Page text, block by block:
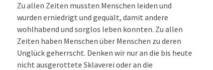
Zu allen Zeiten mussten Menschen leiden und
wurden erniedrigt und gequält, damit andere
wohlhabend und sorglos leben konnten. Zu allen
Zeiten haben Menschen über Menschen zu deren
Unglück geherrscht. Denken wir nur an die bis heute
nicht ausgerottete Sklaverei oder an die